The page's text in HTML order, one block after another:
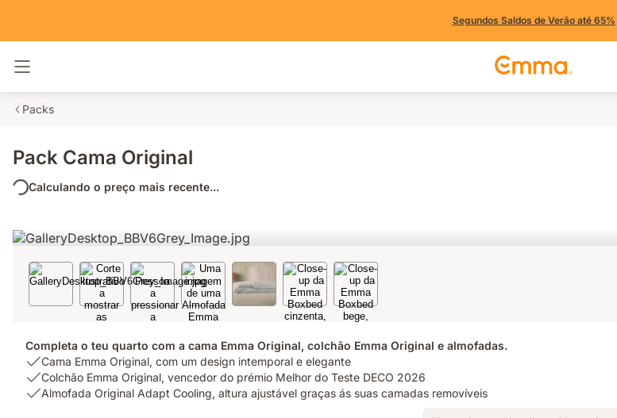
Segundos Saldos de Verão até 65%
Packs
Pack Cama Original
Calculando o preço mais recente...
Completa o teu quarto com a cama Emma Original, colchão Emma Original e almofadas.
USP
1:
Cama
Cama Emma Original, com um design intemporal e elegante
USP
2:
Colchão Emma Original, vencedor do prémio Melhor do Teste DECO 2026
USPAlmofada Original Adapt Cooling, altura ajustável graças ás suas camadas removíveis